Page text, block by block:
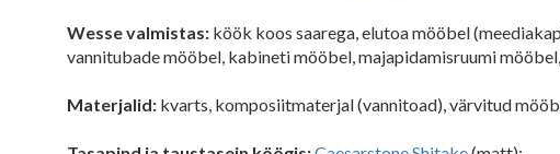
Wesse valmistas: köök koos saarega, elutoa mööbel
vannitubade mööbel, kabineti mööbel, majapidamisruumi
Materjalid: kvarts, komposiitmaterjal (vannitoad), värvitud